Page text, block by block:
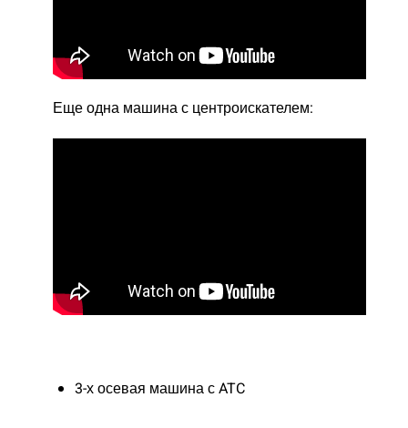
Еще одна машина с центроискателем:
3-х осевая машина с ATC